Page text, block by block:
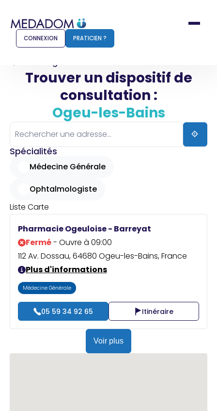
Comment ça marche ?
Pharmacien
Connexion
Praticien ?
CONNEXION PRATICIEN ?
Ogeu-les-Bains
Trouver un dispositif de
consultation :
Ogeu-les-Bains
Spécialités
Médecine Générale
Ophtalmologiste
Liste Carte
Pharmacie Ogeuloise - Barreyat
Fermé- Ouvre à 09:00
112 Av. Dossau, 64680 Ogeu-les-Bains, France
Plus d'informations
Médecine Générale
05 59 34 92 65 Itinéraire
Voir plus